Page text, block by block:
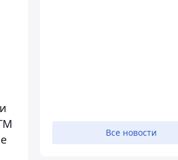
Все новости